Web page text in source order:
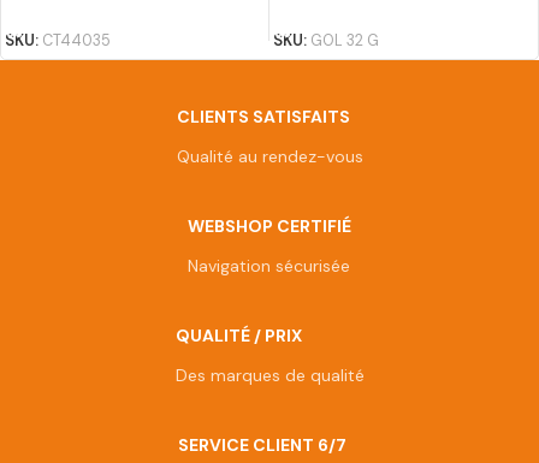
SKU: CT44035 SKU: GOL 32 G
CLIENTS SATISFAITS
Qualité au rendez-vous
WEBSHOP CERTIFIÉ
Navigation sécurisée
QUALITÉ / PRIX
Des marques de qualité
SERVICE CLIENT 6/7